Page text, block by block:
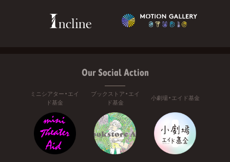
Our Social Action
ミニシアター・エイ
ド基金
ブックストア・エイ
ド基金
小劇場・エイド基金